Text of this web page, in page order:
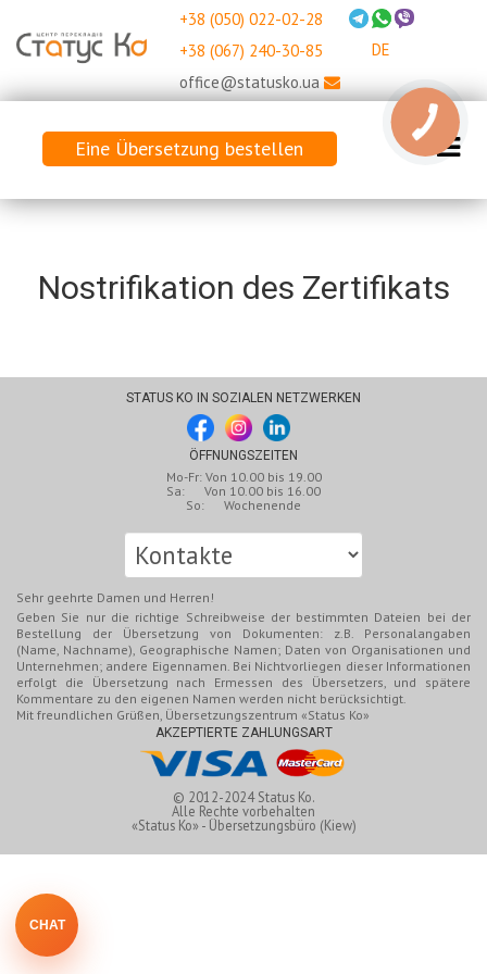
+38 (050) 022-02-28
+38 (067) 240-30-85
office@statusko.ua
DE
Eine Übersetzung bestellen
Nostrifikation des Zertifikats
STATUS KO IN SOZIALEN NETZWERKEN
ÖFFNUNGSZEITEN
Mo-Fr: Von 10.00 bis 19.00
Sa: Von 10.00 bis 16.00
So: Wochenende
Sehr geehrte Damen und Herren!
Geben Sie nur die richtige Schreibweise der bestimmten Dateien bei der
Bestellung der Übersetzung von Dokumenten: z.B. Personalangaben
(Name, Nachname), Geographische Namen; Daten von Organisationen und
Unternehmen; andere Eigennamen. Bei Nichtvorliegen dieser Informationen
erfolgt die Übersetzung nach Ermessen des Übersetzers, und spätere
Kommentare zu den eigenen Namen werden nicht berücksichtigt.
Mit freundlichen Grüßen, Übersetzungszentrum «Status Ko»
AKZEPTIERTE ZAHLUNGSART
© 2012-2024Status Ko.
Alle Rechte vorbehalten
«Status Ko» - Übersetzungsbüro (Kiew)
CHAT